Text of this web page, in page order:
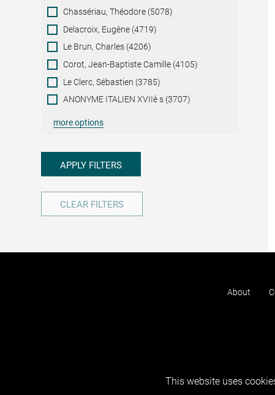
Chassériau, Théodore (5078)
Delacroix, Eugène (4719)
Le Brun, Charles (4206)
Corot, Jean-Baptiste Camille (4105)
Le Clerc, Sébastien (3785)
ANONYME ITALIEN XVIIè s (3707)
more options
APPLY FILTERS
CLEAR FILTERS
About
This website uses